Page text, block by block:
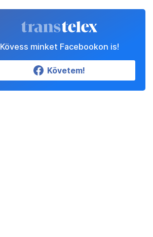
Kövess minket Facebookon is!
Követem!